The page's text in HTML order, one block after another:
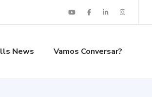
News Vamos Conversar?